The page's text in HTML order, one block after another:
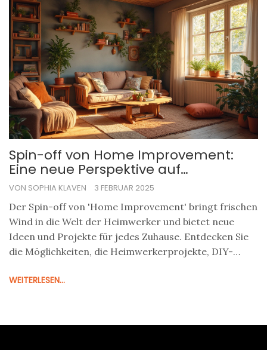
Spin-off von Home Improvement:
Eine neue Perspektive auf
Heimverschönerung
VON SOPHIA KLAVEN 3 FEBRUAR 2025
Der Spin-off von 'Home Improvement' bringt frischen
Wind in die Welt der Heimwerker und bietet neue
Ideen und Projekte für jedes Zuhause. Entdecken Sie
die Möglichkeiten, die Heimwerkerprojekte, DIY-
die ihr Heim verschönern oder neu gestalten
Ihr Zuhause nach Ihren Wünschen.
WEITERLESEN...